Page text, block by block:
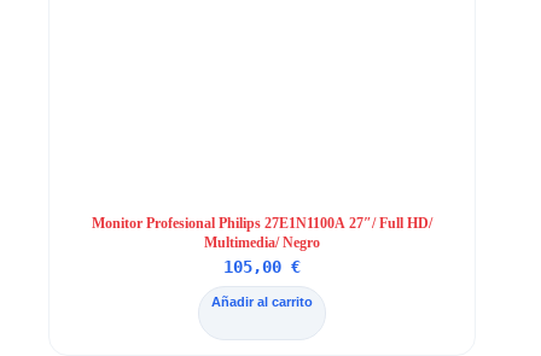
Monitor Profesional Philips 27E1N1100A 27″/ Full HD/
Multimedia/ Negro
105,00€
Añadir al carrito